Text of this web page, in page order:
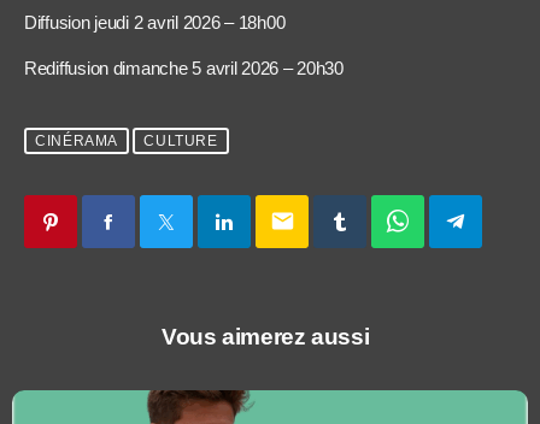
Diffusion jeudi 2 avril 2026 – 18h00
Rediffusion dimanche 5 avril 2026 – 20h30
CINÉRAMA CULTURE
email
Vous aimerez aussi